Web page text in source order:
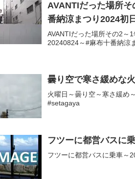
AVANTIだった場所
番納涼まつり2024初
AVANTIだった場所その2～
20240824～#麻布十番納涼
曇り空で寒さ緩めな
火曜日～曇り空～寒さ緩め
#setagaya
フツーに都営バスに
フツーに都営バスに乗車～